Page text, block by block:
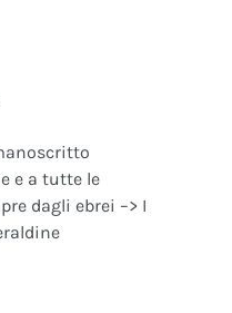
e a tutte le
dagli ebrei –> I